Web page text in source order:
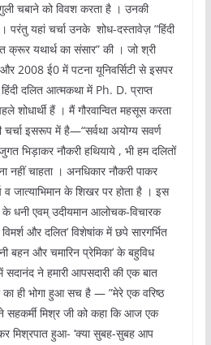
चबाने को विवश करता है । उनकी
परंतु यहां चर्चा उनके शोध-दस्तावेज़ ”हिंदी
यथार्थ का संसार” की । जो श्री
2008 ई0 में पटना यूनिवर्सिटी से इसपर
दलित आत्मकथा में Ph. D. प्राप्त
शोधार्थी हैं । मैं गौरवान्वित महसूस करता
इसरूप में है—“सर्वथा अयोग्य सवर्ण
भिड़ाकर नौकरी हथियाये , भी हम दलितों
नहीं चाहता । अनधिकार नौकरी पाकर
व जात्याभिमान के शिखर पर होता है । इस
के धनी एवम् उदीयमान आलोचक-विचारक
और दलित’ विशेषांक में छपे सारगर्भित
बहन और चमारिन प्रेमिका’ के बहुविध
ने हमारी आपसदारी की एक बात
का ही भोगा हुआ सच है — ”मेरे एक वरिष्ठ
सहकर्मी मिश्र जी को कहा कि आज एक
मिश्रपात हुआ- ‘क्या सुबह-सुबह आप